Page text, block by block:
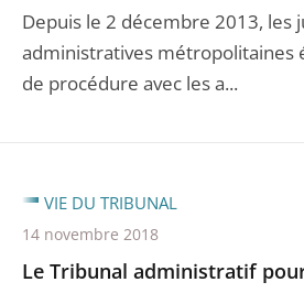
Depuis le 2 décembre 2013, les
administratives métropolitaines
de procédure avec les a...
Le Tribunal administratif
VIE DU TRIBUNAL
14 novembre 2018